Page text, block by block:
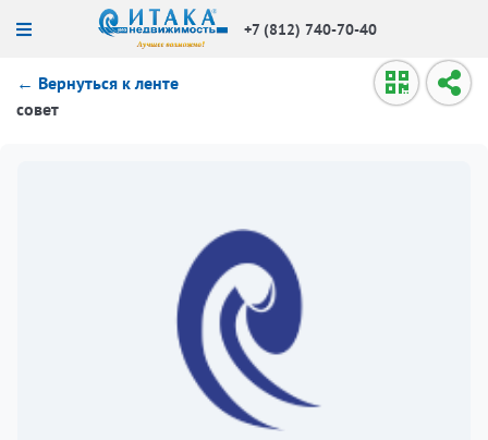
+7 (812) 740-70-40
← Вернуться к ленте
совет